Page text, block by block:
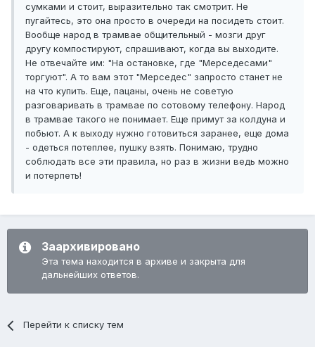
сумками и стоит, выразительно так смотрит. Не
пугайтесь, это она просто в очереди на посидеть стоит.
Вообще народ в трамвае общительный - мозги друг
другу компостируют, спрашивают, когда вы выходите.
Не отвечайте им: "На остановке, где "Мерседесами"
торгуют". А то вам этот "Мерседес" запросто станет не
на что купить. Еще, пацаны, очень не советую
разговаривать в трамвае по сотовому телефону. Народ
в трамвае такого не понимает. Еще примут за колдуна и
побьют. А к выходу нужно готовиться заранее, еще дома
- одеться потеплее, пушку взять. Понимаю, трудно
соблюдать все эти правила, но раз в жизни ведь можно
и потерпеть!
Заархивировано
Эта тема находится в архиве и закрыта для
дальнейших ответов.
Перейти к списку тем